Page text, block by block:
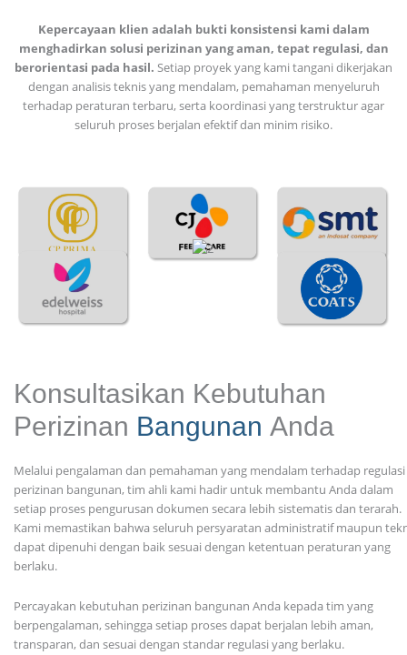
Kepercayaan klien adalah bukti konsistensi kami dalam
menghadirkan solusi perizinan yang aman, tepat regulasi, dan
berorientasi pada hasil. Setiap proyek yang kami tangani dikerjakan
dengan analisis teknis yang mendalam, pemahaman menyeluruh
terhadap peraturan terbaru, serta koordinasi yang terstruktur agar
seluruh proses berjalan efektif dan minim risiko.
Konsultasikan Kebutuhan
Perizinan Bangunan Anda
Melalui pengalaman dan pemahaman yang mendalam terhadap regulasi
perizinan bangunan, tim ahli kami hadir untuk membantu Anda dalam
setiap proses pengurusan dokumen secara lebih sistematis dan terarah.
Kami memastikan bahwa seluruh persyaratan administratif maupun
dapat dipenuhi dengan baik sesuai dengan ketentuan peraturan yang
berlaku.
Percayakan kebutuhan perizinan bangunan Anda kepada tim yang
berpengalaman, sehingga setiap proses dapat berjalan lebih aman,
transparan, dan sesuai dengan standar regulasi yang berlaku.